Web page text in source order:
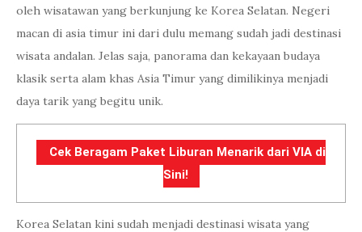
oleh wisatawan yang berkunjung ke Korea Selatan. Negeri
macan di asia timur ini dari dulu memang sudah jadi destinasi
wisata andalan. Jelas saja, panorama dan kekayaan budaya
klasik serta alam khas Asia Timur yang dimilikinya menjadi
daya tarik yang begitu unik.
Cek Beragam Paket Liburan Menarik dari VIA di
Sini!
Korea Selatan kini sudah menjadi destinasi wisata yang